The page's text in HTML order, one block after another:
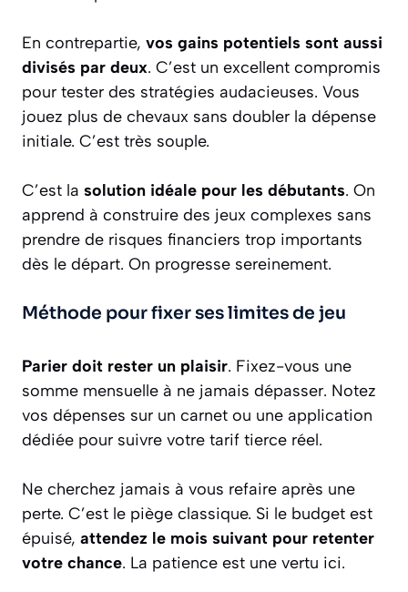
En contrepartie, vos gains potentiels sont aussi
divisés par deux. C’est un excellent compromis
pour tester des stratégies audacieuses. Vous
jouez plus de chevaux sans doubler la dépense
initiale. C’est très souple.
C’est la solution idéale pour les débutants. On
apprend à construire des jeux complexes sans
prendre de risques financiers trop importants
dès le départ. On progresse sereinement.
Méthode pour fixer ses limites de jeu
Parier doit rester un plaisir. Fixez-vous une
somme mensuelle à ne jamais dépasser. Notez
vos dépenses sur un carnet ou une application
dédiée pour suivre votre tarif tierce réel.
Ne cherchez jamais à vous refaire après une
perte. C’est le piège classique. Si le budget est
épuisé, attendez le mois suivant pour retenter
votre chance. La patience est une vertu ici.